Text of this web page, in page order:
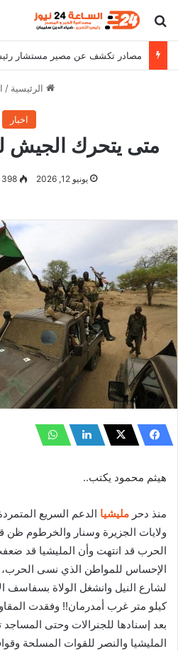
بحث عن
مصادر تكشف عن مصير مستشار
الرئيسية /
اخبار
متى يتحرك الجيش
يونيو 12, 2026 398
هيثم محمود يكتب..
منذ دحر مليشيا الدعم السريع
ولايات الجزيرة وسنار والخرطوم ظن
الحرب قد انتهت وأن المليشيا قد
الإحساس للمواطن الذي نسى الحرب،
لشارع النيل وانشغل الولاة بسفاسف
كيلو متر غرب أمدرمان!! وفقدت
بعد إسنادها للجنرالات وحتى
المليشيا والنصر للقوات المسلحة